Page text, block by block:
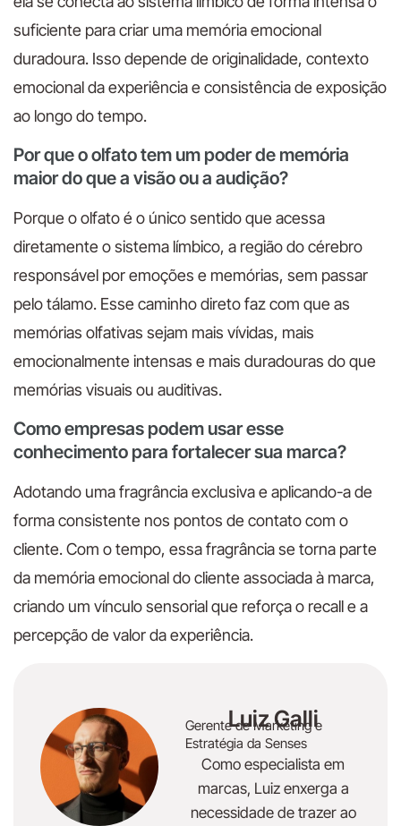
suficiente para criar uma memória emocional
duradoura. Isso depende de originalidade, contexto
emocional da experiência e consistência de exposição
ao longo do tempo.
Por que o olfato tem um poder de memória
maior do que a visão ou a audição?
Porque o olfato é o único sentido que acessa
diretamente o sistema límbico, a região do cérebro
responsável por emoções e memórias, sem passar
pelo tálamo. Esse caminho direto faz com que as
memórias olfativas sejam mais vívidas, mais
emocionalmente intensas e mais duradouras do que
memórias visuais ou auditivas.
Como empresas podem usar esse
conhecimento para fortalecer sua marca?
Adotando uma fragrância exclusiva e aplicando-a de
forma consistente nos pontos de contato com o
cliente. Com o tempo, essa fragrância se torna parte
da memória emocional do cliente associada à marca,
criando um vínculo sensorial que reforça o recall e a
percepção de valor da experiência.
Luiz Galli
Gerente de Marketing e
Estratégia da Senses
Como especialista em
marcas, Luiz enxerga a
necessidade de trazer ao